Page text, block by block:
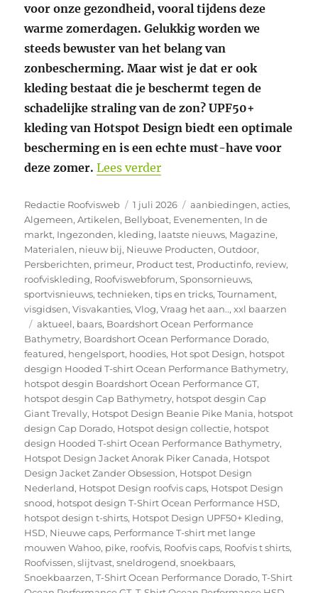
voor onze gezondheid, vooral tijdens deze
warme zomerdagen. Gelukkig worden we
steeds bewuster van het belang van
zonbescherming. Maar wist je dat er ook
kleding bestaat die je beschermt tegen de
schadelijke straling van de zon? UPF50+
kleding van Hotspot Design biedt een optimale
bescherming en is een echte must-have voor
deze zomer. Lees verder“Bescherm je huid tegen
Auteur
Redactie Roofvisweb
Geplaatst
op
1 juli 2026 Categorieën
aanbiedingen,acties,
Algemeen,Artikelen, Bellyboat, Evenementen, In de
markt, Ingezonden, kleding, laatste nieuws, Magazine,
Materialen, nieuw bij, Nieuwe Producten,Outdoor,
Persberichten, primeur, Product test, Productinfo, review,
roofviskleding, Roofviswebforum,Sponsornieuws,
sportvisnieuws,technieken,tips en tricks,Tournament,
visgidsen,Visvakanties,Vlog,Vraag het aan..,xxl baarzen
Tags
aktueel, baars, Boardshort Ocean Performance
Bathymetry, Boardshort Ocean Performance Dorado,
featured, hengelsport, hoodies, Hot spot Design, hotspot
desgign Hooded T-shirt Ocean Performance Bathymetry,
hotspot desgin Boardshort Ocean Performance GT,
hotspot desgin Cap Bathymetry, hotspot desgin Cap
Giant Trevally, Hotspot Design Beanie Pike Mania, hotspot
design Cap Dorado, Hotspot design collectie, hotspot
design Hooded T-shirt Ocean Performance Bathymetry,
Hotspot Design Jacket Anorak Piker Canada, Hotspot
Design Jacket Zander Obsession, Hotspot Design
Nederland, Hotspot Design roofvis caps, Hotspot Design
snood, hotspot design T-Shirt Ocean Performance HSD,
hotspot design t-shirts, Hotspot Design UPF50+ Kleding,
HSD, Nieuwe caps, Performance T-shirt met lange
mouwen Wahoo, pike, roofvis, Roofvis caps, Roofvis t shirts,
Roofvissen,slijtvast,sneldrogend,snoekbaars,
Snoekbaarzen,T-Shirt Ocean Performance Dorado,T-Shirt